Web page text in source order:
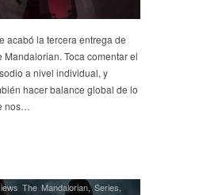
acabó la tercera entrega de
Mandalorian. Toca comentar el
a nivel individual, y
hacer balance global de lo
nos…
The Mandalorian,Series